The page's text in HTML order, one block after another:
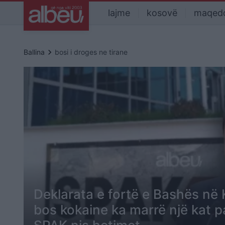
lajme kosovë
Ballina keyboard_arrow_right bosi i droges ne tirane
Deklarata e fortë e Bashës në
bos kokaine ka marrë një kat